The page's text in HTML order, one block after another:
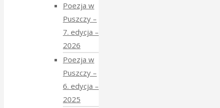
Poezja w
Puszczy –
7. edycja –
2026
Poezja w
Puszczy –
6. edycja –
2025